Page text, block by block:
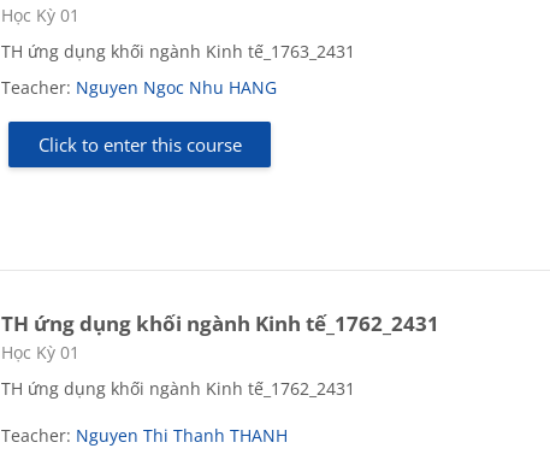
Course category
Học Kỳ 01
TH ứng dụng khối ngành Kinh tế_1763_2431
Teacher: Nguyen Ngoc Nhu HANG
Click to enter this course
TH ứng dụng khối ngành Kinh tế_1762_2431
Course category
Học Kỳ 01
TH ứng dụng khối ngành Kinh tế_1762_2431
Teacher: Nguyen Thi Thanh THANH